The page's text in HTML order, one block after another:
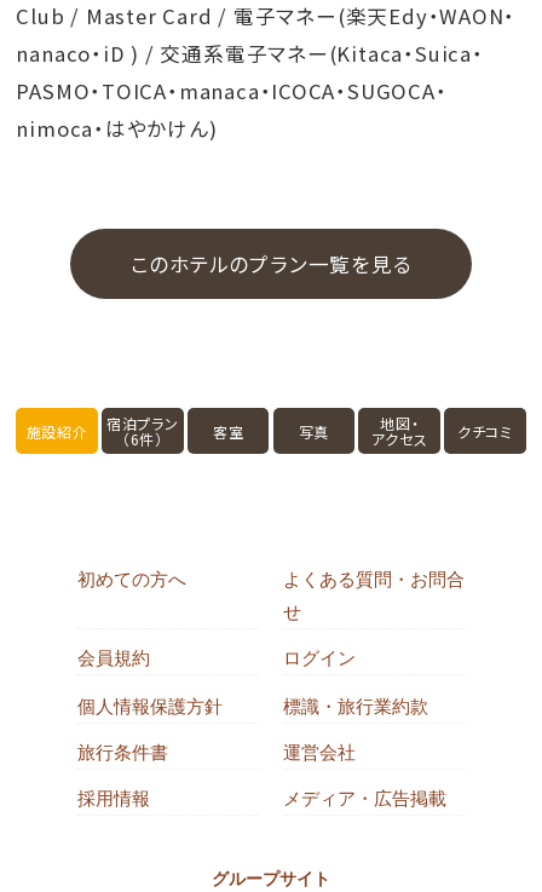
Club / Master Card / 電子マネー(楽天Edy・WAON・
nanaco・iD ) / 交通系電子マネー(Kitaca・Suica・
PASMO・TOICA・manaca・ICOCA・SUGOCA・
nimoca・はやかけん)
このホテルのプラン一覧を見る
施設紹介 宿泊プラン
（6件） 客室 写真 地図・
アクセス クチコミ
初めての方へ
よくある質問・お問合
せ
会員規約 ログイン
個人情報保護方針 標識・旅行業約款
旅行条件書 運営会社
採用情報 メディア・広告掲載
グループサイト